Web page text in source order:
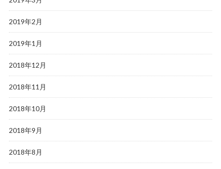
2019年2月
2019年1月
2018年12月
2018年11月
2018年10月
2018年9月
2018年8月